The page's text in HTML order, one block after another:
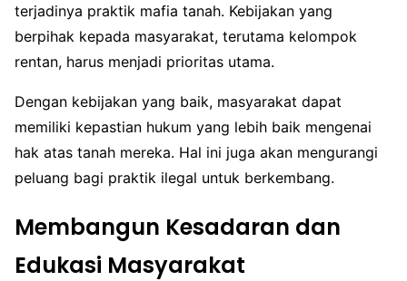
terjadinya praktik mafia tanah. Kebijakan yang
berpihak kepada masyarakat, terutama kelompok
rentan, harus menjadi prioritas utama.
Dengan kebijakan yang baik, masyarakat dapat
memiliki kepastian hukum yang lebih baik mengenai
hak atas tanah mereka. Hal ini juga akan mengurangi
peluang bagi praktik ilegal untuk berkembang.
Membangun Kesadaran dan
Edukasi Masyarakat